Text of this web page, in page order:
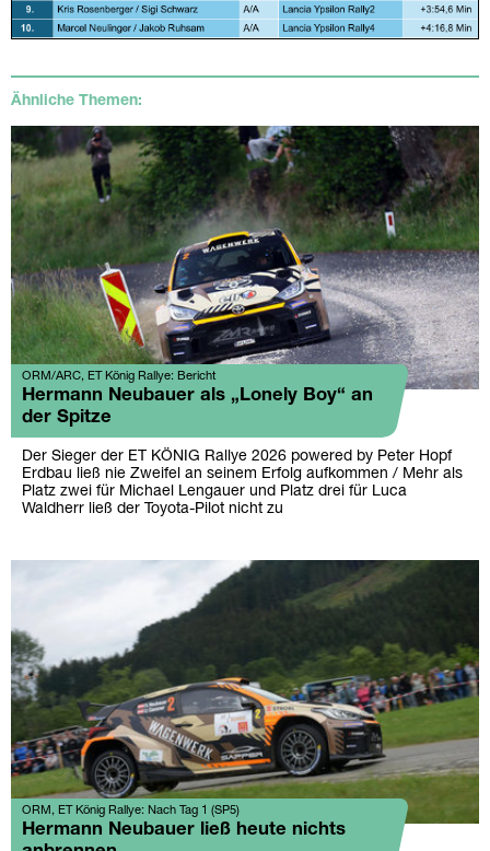
Ähnliche Themen:
ORM/ARC, ET König Rallye: Bericht
Hermann Neubauer als „Lonely Boy“ an
der Spitze
Der Sieger der ET KÖNIG Rallye 2026 powered by Peter Hopf
Erdbau ließ nie Zweifel an seinem Erfolg aufkommen / Mehr als
Platz zwei für Michael Lengauer und Platz drei für Luca
Waldherr ließ der Toyota-Pilot nicht zu
ORM, ET König Rallye: Nach Tag 1 (SP5)
Hermann Neubauer ließ heute nichts